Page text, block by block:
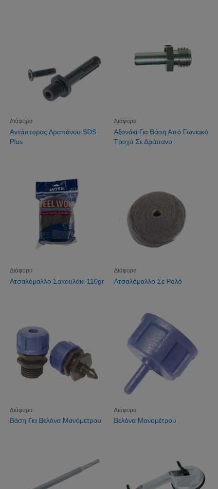
Διάφορα
Αντάπτορας Δραπάνου SDS
Plus
Διάφορα
Αξονάκι Για Βάση Από Γωνιακό
Τροχό Σε Δράπανο
Διάφορα
Ατσαλόμαλλο Σακουλάκι 110gr
Διάφορα
Ατσαλόμαλλο Σε Ρολό
Διάφορα
Βάση Για Βελόνα Μανόμετρου
Διάφορα
Βελόνα Μανομέτρου